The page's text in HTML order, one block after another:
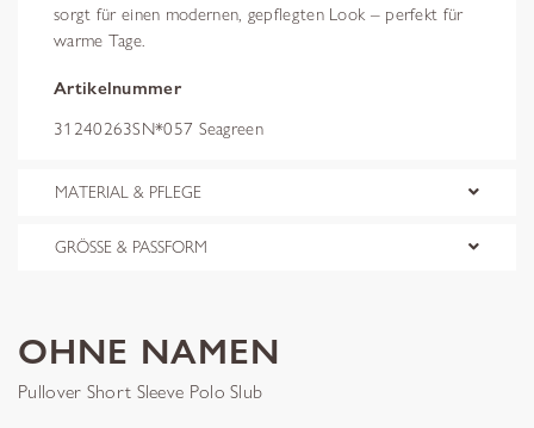
sorgt für einen modernen, gepflegten Look – perfekt für
warme Tage.
Artikelnummer
31240263SN*057 Seagreen
MATERIAL & PFLEGE
GRÖSSE & PASSFORM
OHNE NAMEN
Pullover Short Sleeve Polo Slub